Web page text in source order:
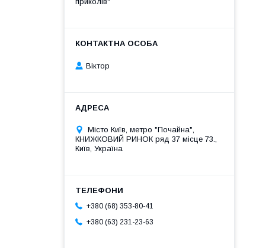
Віктор
Місто Київ, метро "Почайна",
КНИЖКОВИЙ РИНОК ряд 37 місце 73.,
Київ, Україна
+380 (68) 353-80-41
+380 (63) 231-23-63